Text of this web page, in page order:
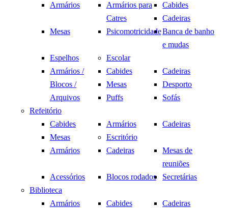
Armários
Armários para
Catres
Cabides
Cadeiras
Mesas
PsicomotricidadeBanca de banho
e mudas
Espelhos
Escolar
Armários /
Blocos /
Arquivos
Cabides
Cadeiras
Mesas
Desporto
Puffs
Sofás
Refeitório
Cabides
Armários
Cadeiras
Mesas
Escritório
Armários
Cadeiras
Mesas de
reuniões
Acessórios
Blocos rodados
Secretárias
Biblioteca
Armários
Cabides
Cadeiras